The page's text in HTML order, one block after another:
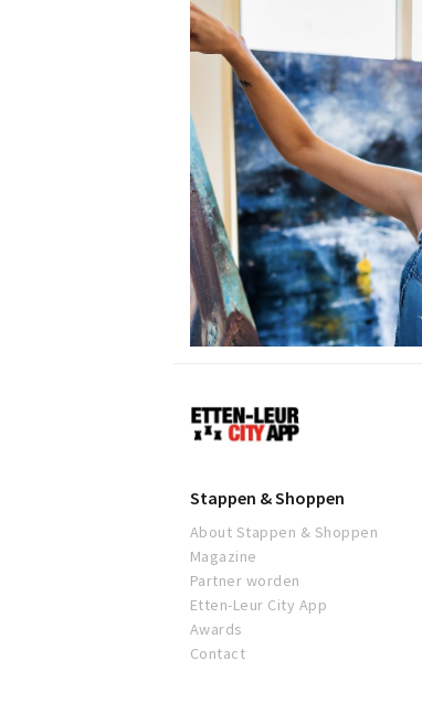
Etten-
Leur
Stappen & Shoppen
About Stappen & Shoppen
Magazine
Partner worden
Etten-Leur City App
Awards
Contact